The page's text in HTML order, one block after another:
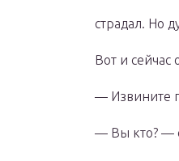
страдал. Но
Вот и сейчас
— Извините
— Вы кто? —